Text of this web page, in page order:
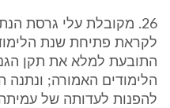
26. מקובלת עלי גרסת
לקראת פתיחת שנת
התובעת למלא את תקן
הלימודים האמורה;
להפנות לעדותה של